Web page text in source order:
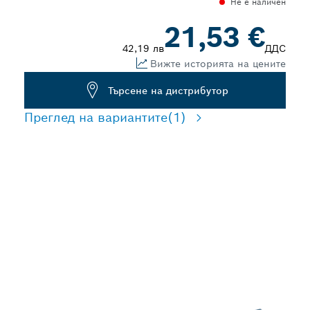
42,19 лв21,53 €ДДС
Вижте историята на цените
Търсене на дистрибутор
Преглед на вариантите(1)